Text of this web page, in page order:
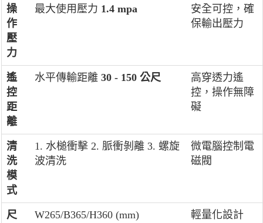
操
作
壓
力
最大使用壓力 1.4 mpa
安全可控，確
保輸出壓力
遙
控
距
離
水平傳輸距離 30 - 150 公尺
高穿透力遙
控，操作無障
礙
清
洗
模
式
1. 水槌衝擊 2. 脈衝剝離 3. 螺旋
波清洗
微電腦控制電
磁閥
尺
W265/B365/H360 (mm) 輕量化設計